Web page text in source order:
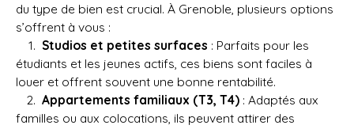
du type de bien est crucial. À Grenoble, plusieurs options
s’offrent à vous :
Studios et petites surfaces : Parfaits pour les
étudiants et les jeunes actifs, ces biens sont faciles à
louer et offrent souvent une bonne rentabilité.
Appartements familiaux (T3, T4): Adaptés aux
familles ou aux colocations, ils peuvent attirer des